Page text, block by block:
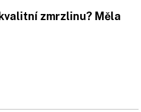
zmrzlinu? Měla